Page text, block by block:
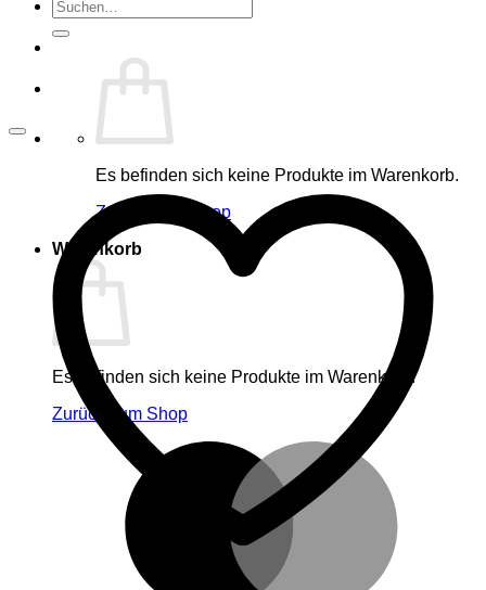
Suche
nach:
Es befinden sich keine Produkte im Warenkorb.
Zurück zum Shop
Warenkorb
Es befinden sich keine Produkte im Warenkorb.
Zurück zum Shop